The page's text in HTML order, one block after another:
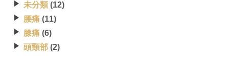
未分類 (12)
腰痛 (11)
膝痛 (6)
頭頸部 (2)